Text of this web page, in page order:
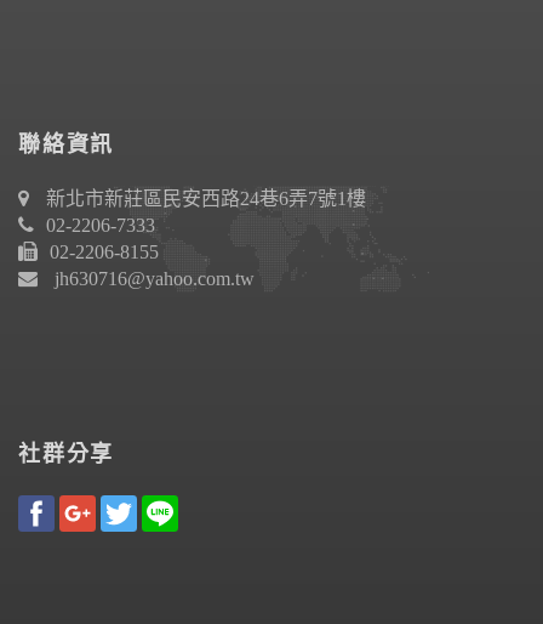
聯絡資訊
新北市新莊區民安西路24巷6弄7號1樓
02-2206-7333
02-2206-8155
jh630716@yahoo.com.tw
社群分享